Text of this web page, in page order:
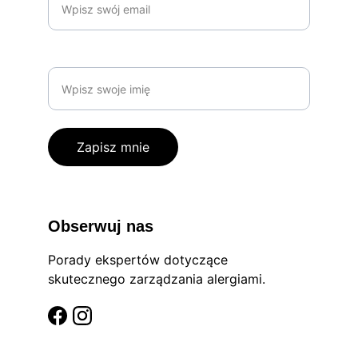
Zapisz mnie
Obserwuj nas
Porady ekspertów dotyczące
skutecznego zarządzania alergiami.